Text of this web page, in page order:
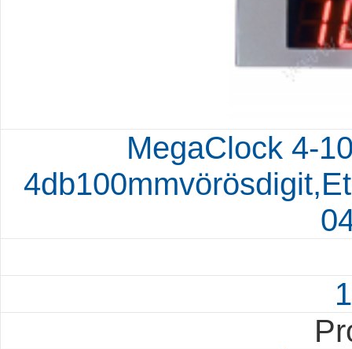
MegaClock 4-